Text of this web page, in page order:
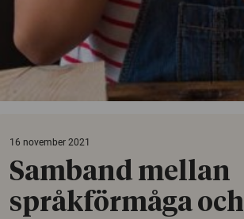
16 november 2021
Samband mellan
språkförmåga och